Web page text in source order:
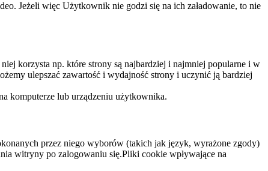
Jeżeli więc Użytkownik nie godzi się na ich załadowanie, to nie
korzysta np. które strony są najbardziej i najmniej popularne i w
ulepszać zawartość i wydajność strony i uczynić ją bardziej
komputerze lub urządzeniu użytkownika.
przez niego wyborów (takich jak język, wyrażone zgody)
witryny po zalogowaniu się.Pliki cookie wpływające na